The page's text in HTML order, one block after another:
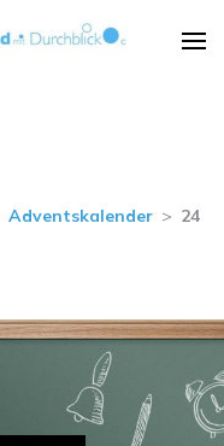
Adventskalender > 24